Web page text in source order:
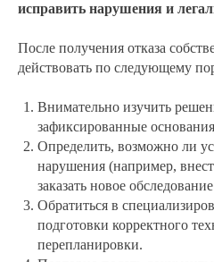
исправить нарушения и
После получения отказа
действовать по следующему
Внимательно изучить
зафиксированные
Определить, возможно ли
нарушения (например,
заказать новое
Обратиться в
подготовки корректного
перепланировки.